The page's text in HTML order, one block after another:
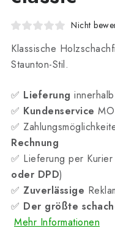
Nicht
Klassische
Staunton-Stil.
✅ Lieferung
✅ Kundenservice
✅
Rechnung
✅ Lieferung per
oder DPD)
✅ Zuverlässige
✅ Der größte
Mehr Informationen